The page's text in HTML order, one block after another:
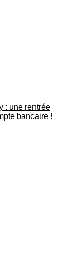
: une rentrée
bancaire !